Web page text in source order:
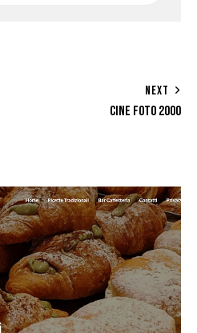
NEXT
CINE FOTO 2000